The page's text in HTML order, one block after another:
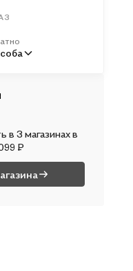
₽
₽
в 3 магазинах в
₽